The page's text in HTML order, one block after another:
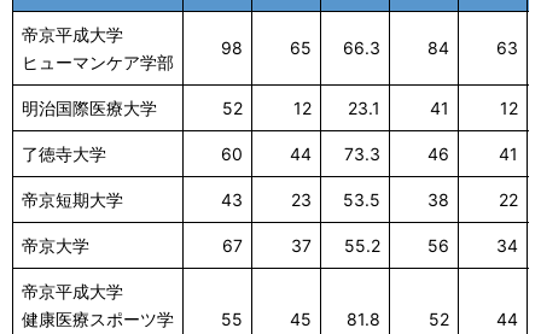
帝京平成大学
ヒューマンケア学部
98 65 66.3 84 63
明治国際医療大学 52 12 23.1 41 12
了徳寺大学 60 44 73.3 46 41
帝京短期大学 43 23 53.5 38 22
帝京大学 67 37 55.2 56 34
帝京平成大学
健康医療スポーツ学
55 45 81.8 52 44